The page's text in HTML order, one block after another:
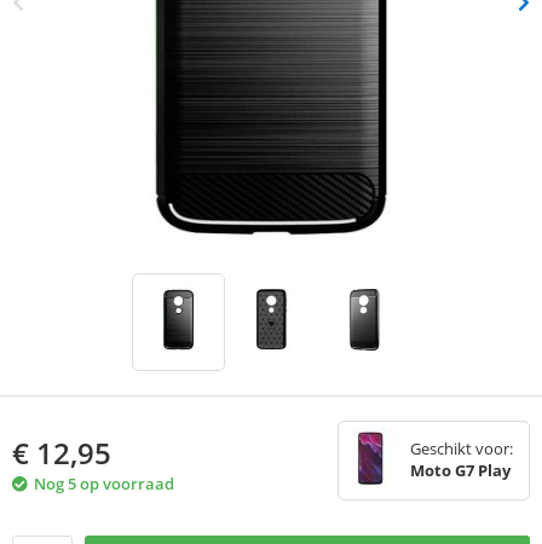
€ 12,95
Nog 5 op voorraad
Geschikt voor:
Moto G7 Play